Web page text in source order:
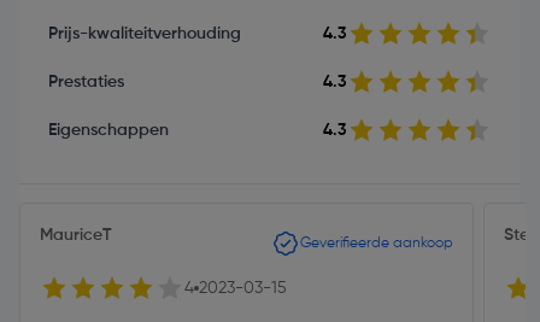
Prijs-kwaliteitverhouding 4.3
Prestaties 4.3
Eigenschappen 4.3
MauriceT Geverifieerde aankoop
4 2023-03-15
Stef